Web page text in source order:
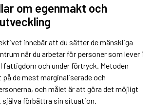
om egenmakt och
innebär att du sätter de mänskliga
när du arbetar för personer som lever i
fattigdom och under förtryck. Metoden
de mest marginaliserade och
och målet är att göra det möjligt
förbättra sin situation.